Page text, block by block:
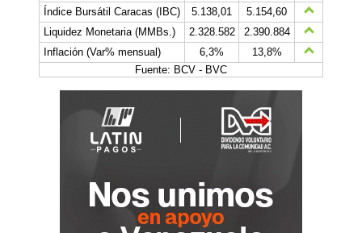
Índice Bursátil Caracas (IBC)
5.138,01
5.154,60
Liquidez Monetaria (MMBs.)
2.328.582
2.390.884
Inflación (Var% mensual)
6,3%
13,8%
Fuente: BCV - BVC